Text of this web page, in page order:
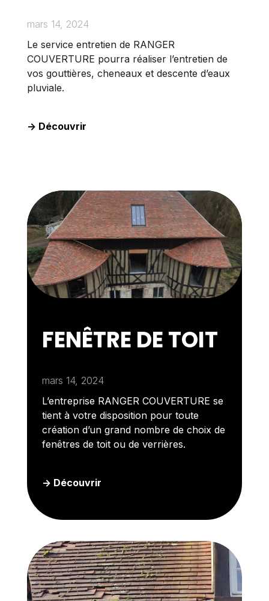
mars 14, 2024
Le service entretien de RANGER
COUVERTURE pourra réaliser l’entretien de
vos gouttières, cheneaux et descente d’eaux
pluviale.
-> Découvrir
FENÊTRE DE TOIT
mars 14, 2024
L’entreprise RANGER COUVERTURE se
tient à votre disposition pour toute
création d’un grand nombre de choix de
fenêtres de toit ou de verrières.
-> Découvrir